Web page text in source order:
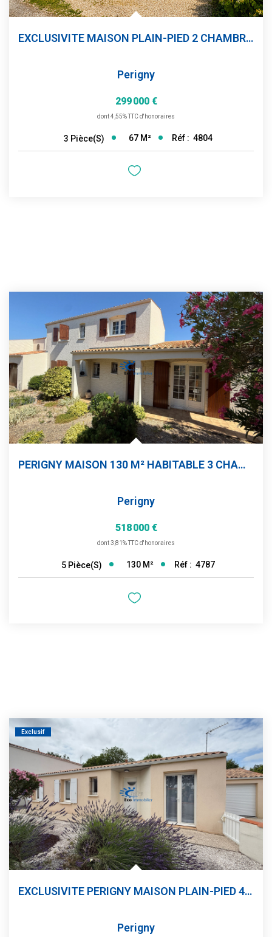
EXCLUSIVITE MAISON PLAIN-PIED 2 CHAMBRES JARDIN
Perigny
299 000 €
dont 4,55% TTC d'honoraires
3 Pièce(s) 67 M² Réf : 4804
PERIGNY MAISON 130 M² HABITABLE 3 CHAMBRES GARAGE JARDIN
Perigny
518 000 €
dont 3,81% TTC d'honoraires
5 Pièce(s) 130 M² Réf : 4787
Exclusif
EXCLUSIVITE PERIGNY MAISON PLAIN-PIED 4 CHAMBRES JARDIN...
Perigny